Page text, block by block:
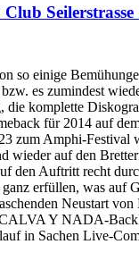
so einige
es zumindest
die komplette
für 2014 auf
zum Amphi-Festival
wieder auf den
den Auftritt recht
erfüllen, was auf
Neustart
Y NADA-
in Sachen Live-